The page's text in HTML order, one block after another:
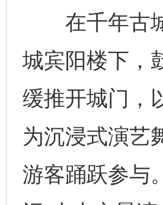
在千年古城
城宾阳楼下，
缓推开城门，
为沉浸式演艺
游客踊跃参与